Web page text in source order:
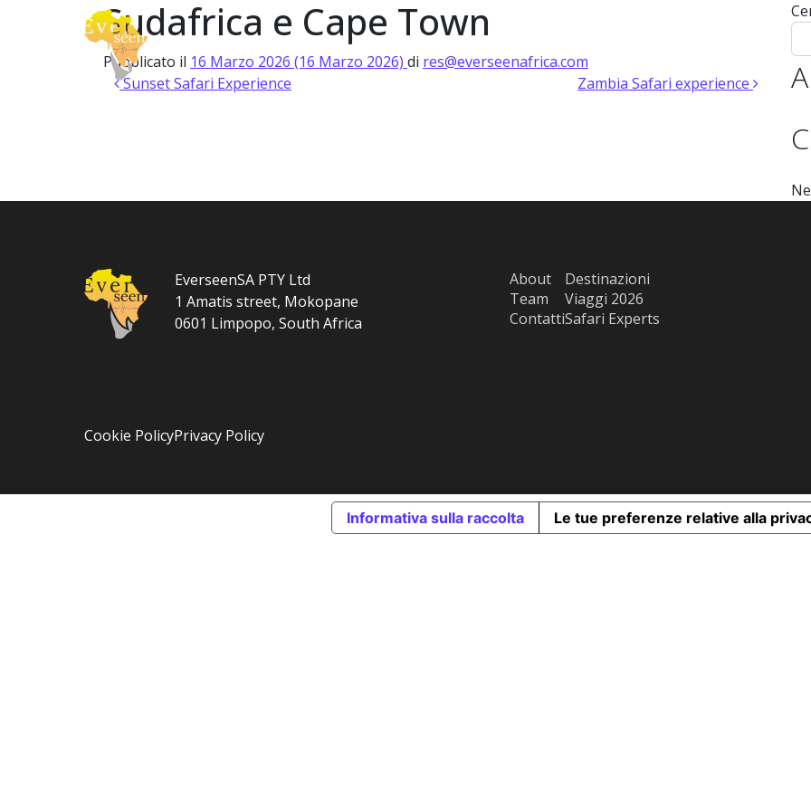
Vai al contenuto
Navigazione principale About
Sudafrica e Cape Town
Pubblicato il 16 Marzo 2026 (16 Marzo 2026) di res@everseenafrica.com
Navigazione articoli
Sunset Safari Experience Zambia Safari experience
EverseenSA PTY Ltd
1 Amatis street, Mokopane
0601 Limpopo, South Africa
About
Team
Contatti
Destinazioni
Viaggi 2026
Safari Experts
Cookie PolicyPrivacy Policy
Informativa sulla raccolta Le tue preferenze relative alla